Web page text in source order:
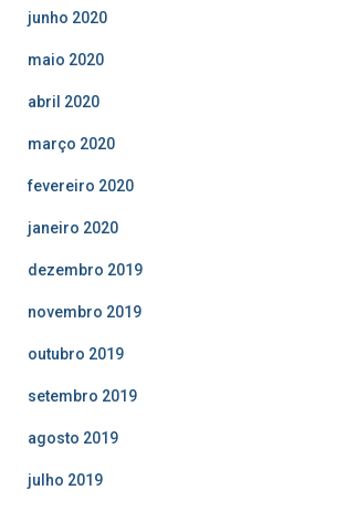
junho 2020
maio 2020
abril 2020
março 2020
fevereiro 2020
janeiro 2020
dezembro 2019
novembro 2019
outubro 2019
setembro 2019
agosto 2019
julho 2019